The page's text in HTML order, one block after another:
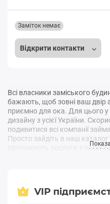
Відкрити контакти
Заміток немає
Всі власники заміського
бажають, щоб зовні ваш двір
приємно для ока. Для цього у
дизайну з усієї України.
подивитися всі компанії
Просто зайдіть в наш каталог
пропонують послуги з
озеленення території
VIP